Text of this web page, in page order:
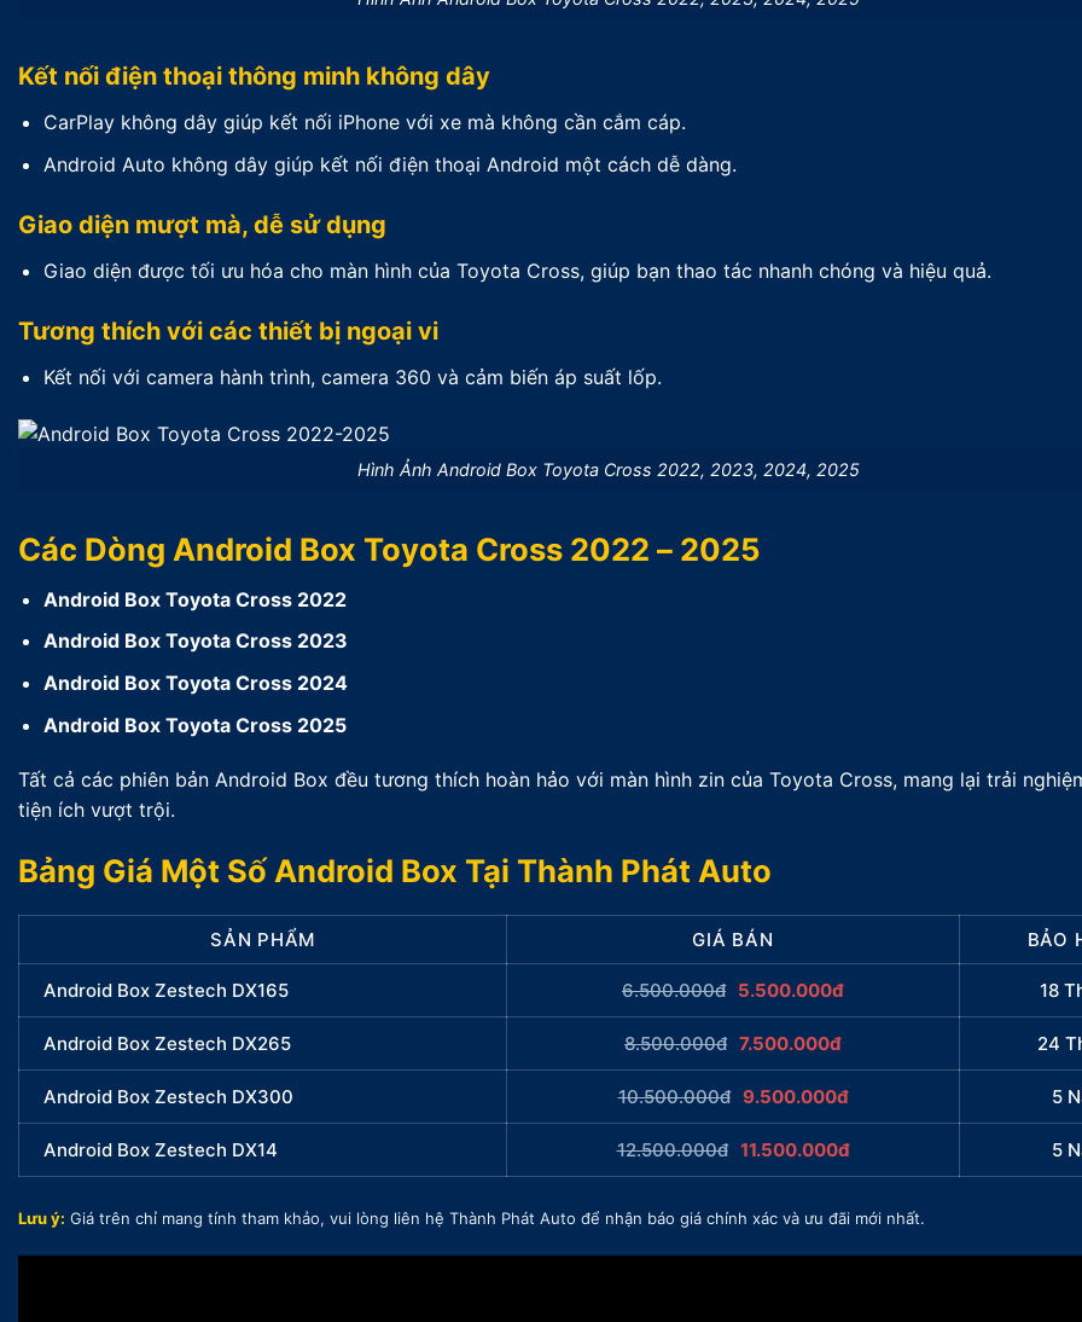
Kết nối điện thoại thông minh không dây
CarPlay không dây giúp kết nối iPhone với xe mà không cần cắm cáp.
Android Auto không dây giúp kết nối điện thoại Android một cách dễ dàng.
Giao diện mượt mà, dễ sử dụng
Giao diện được tối ưu hóa cho màn hình của Toyota Cross, giúp bạn thao tác nhanh chóng và hiệu quả.
Tương thích với các thiết bị ngoại vi
Kết nối với camera hành trình, camera 360 và cảm biến áp suất lốp.
Hình Ảnh Android Box Toyota Cross 2022, 2023, 2024, 2025
Các Dòng Android Box Toyota Cross 2022 – 2025
Android Box Toyota Cross 2022
Android Box Toyota Cross 2023
Android Box Toyota Cross 2024
Android Box Toyota Cross 2025
Tất cả các phiên bản Android Box đều tương thích hoàn hảo với màn hình zin của Toyota Cross, mang lại trải
tiện ích vượt trội.
Bảng Giá Một Số Android Box Tại Thành Phát Auto
SẢN PHẨM GIÁ BÁN BẢO
Android Box Zestech DX165 6.500.000đ 5.500.000đ 18
Android Box Zestech DX265 8.500.000đ 7.500.000đ 24
Android Box Zestech DX300 10.500.000đ 9.500.000đ 5
Android Box Zestech DX14 12.500.000đ 11.500.000đ 5
Lưu ý: Giá trên chỉ mang tính tham khảo, vui lòng liên hệ Thành Phát Auto để nhận báo giá chính xác và ưu đãi mới nhất.